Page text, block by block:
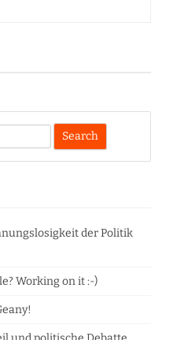
der Politik
Working on it :-)